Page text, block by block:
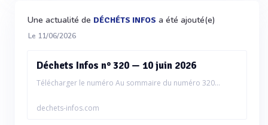
Une actualité de DÉCHÉTS INFOS a été ajouté(e)
Le 11/06/2026
Déchets Infos n° 320 — 10 juin 2026
Télécharger le numéro Au sommaire du numéro 320...
dechets-infos.com